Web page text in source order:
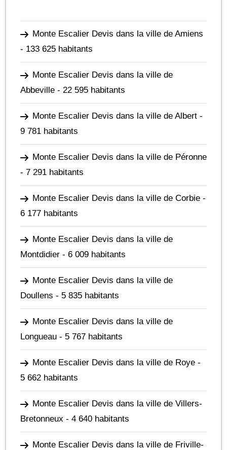
Monte Escalier Devis dans la ville de Amiens
- 133 625 habitants
Monte Escalier Devis dans la ville de
Abbeville - 22 595 habitants
Monte Escalier Devis dans la ville de Albert -
9 781 habitants
Monte Escalier Devis dans la ville de Péronne
- 7 291 habitants
Monte Escalier Devis dans la ville de Corbie -
6 177 habitants
Monte Escalier Devis dans la ville de
Montdidier - 6 009 habitants
Monte Escalier Devis dans la ville de
Doullens - 5 835 habitants
Monte Escalier Devis dans la ville de
Longueau - 5 767 habitants
Monte Escalier Devis dans la ville de Roye -
5 662 habitants
Monte Escalier Devis dans la ville de Villers-
Bretonneux - 4 640 habitants
Monte Escalier Devis dans la ville de Friville-